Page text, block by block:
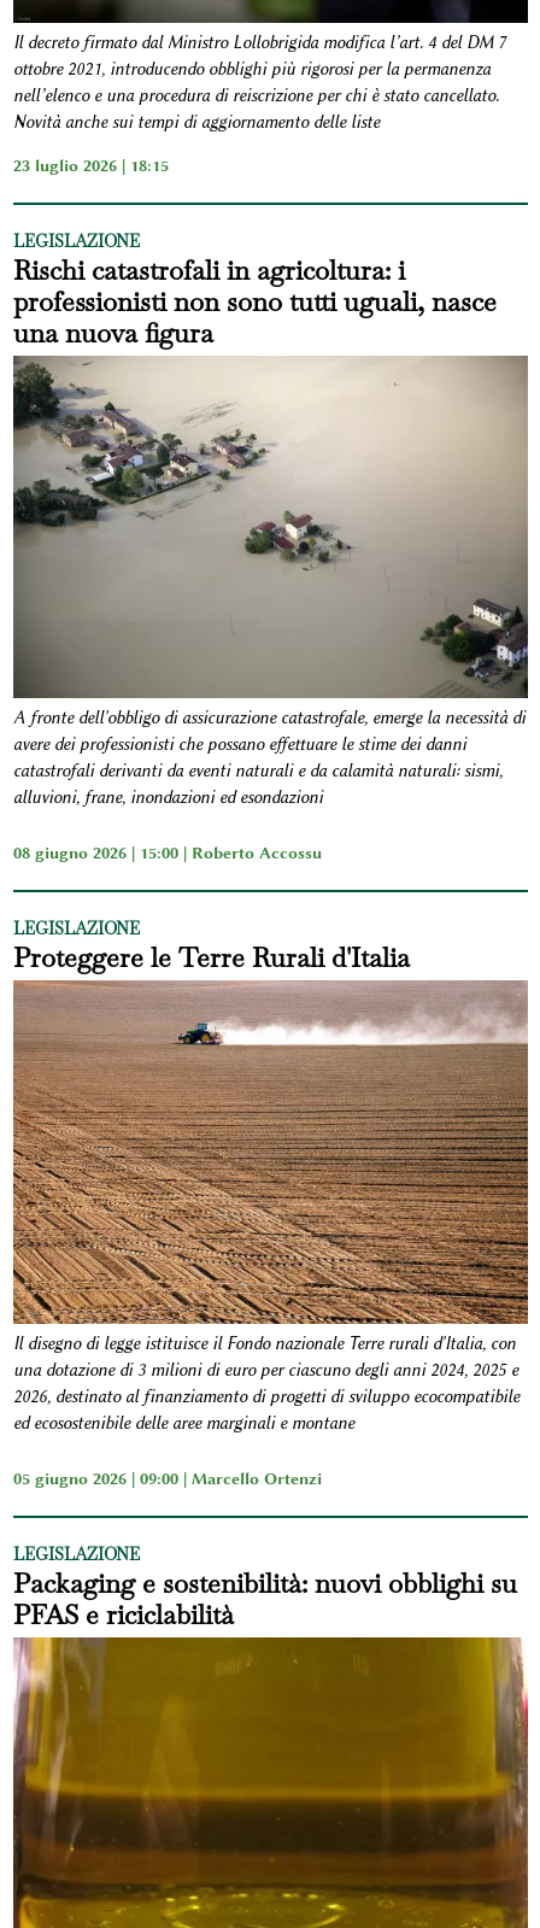
Il decreto firmato dal Ministro Lollobrigida modifica l’art. 4 del DM 7
ottobre 2021, introducendo obblighi più rigorosi per la permanenza
nell’elenco e una procedura di reiscrizione per chi è stato cancellato.
Novità anche sui tempi di aggiornamento delle liste
23 luglio 2026 | 18:15
LEGISLAZIONE
Rischi catastrofali in agricoltura: i
professionisti non sono tutti uguali, nasce
una nuova figura
A fronte dell'obbligo di assicurazione catastrofale, emerge la necessità di
avere dei professionisti che possano effettuare le stime dei danni
catastrofali derivanti da eventi naturali e da calamità naturali: sismi,
alluvioni, frane, inondazioni ed esondazioni
08 giugno 2026 | 15:00 | Roberto Accossu
LEGISLAZIONE
Proteggere le Terre Rurali d'Italia
Il disegno di legge istituisce il Fondo nazionale Terre rurali d'Italia, con
una dotazione di 3 milioni di euro per ciascuno degli anni 2024, 2025 e
2026, destinato al finanziamento di progetti di sviluppo ecocompatibile
ed ecosostenibile delle aree marginali e montane
05 giugno 2026 | 09:00 | Marcello Ortenzi
LEGISLAZIONE
Packaging e sostenibilità: nuovi obblighi su
PFAS e riciclabilità